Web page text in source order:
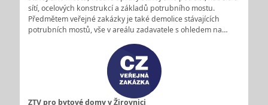
sítí, ocelových konstrukcí a základů potrubního mostu.
Předmětem veřejné zakázky je také demolice stávajících
potrubních mostů, vše v areálu zadavatele s ohledem na…
ZTV pro bytové domy v Žirovnici